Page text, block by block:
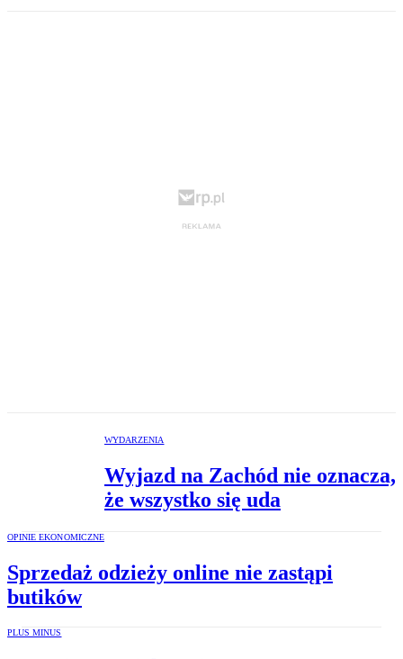
WYDARZENIA
Wyjazd na Zachód nie oznacza,
że wszystko się uda
OPINIE EKONOMICZNE
Sprzedaż odzieży online nie zastąpi
butików
PLUS MINUS